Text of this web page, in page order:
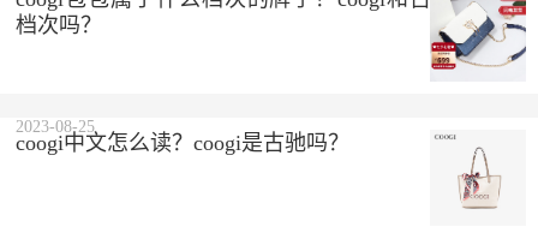
档次吗？
coogi中文怎么读？coogi是古驰吗？
2023-08-25